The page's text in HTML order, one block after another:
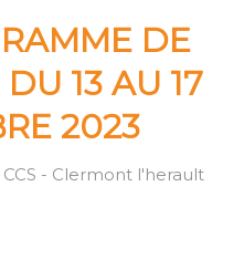
DE
13 AU 17
2023
CCS - Clermont l'herault